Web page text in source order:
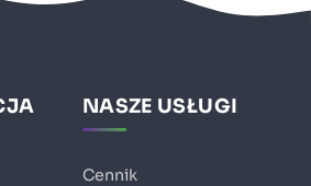
NASZE USŁUGI
Cennik